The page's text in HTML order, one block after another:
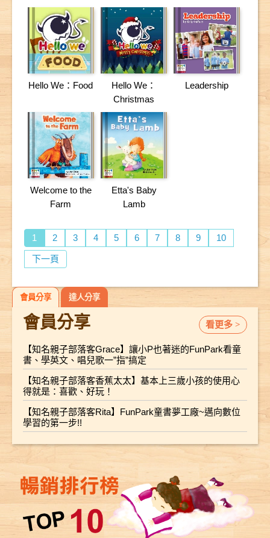
Hello We：Food
Hello We：
Christmas
Leadership
Welcome to the
Farm
Etta's Baby
Lamb
1 2 3 4 5 6 7 8 9 10
下一頁
會員分享 達人分享
會員分享 看更多 >
【知名親子部落客Grace】讓小P也著迷的FunPark看童
書、學英文、唱兒歌一”指”搞定
【知名親子部落客香蕉太太】基本上三歲小孩的使用心
得就是：喜歡、好玩！
【知名親子部落客Rita】FunPark童書夢工廠~邁向數位
學習的第一步!!